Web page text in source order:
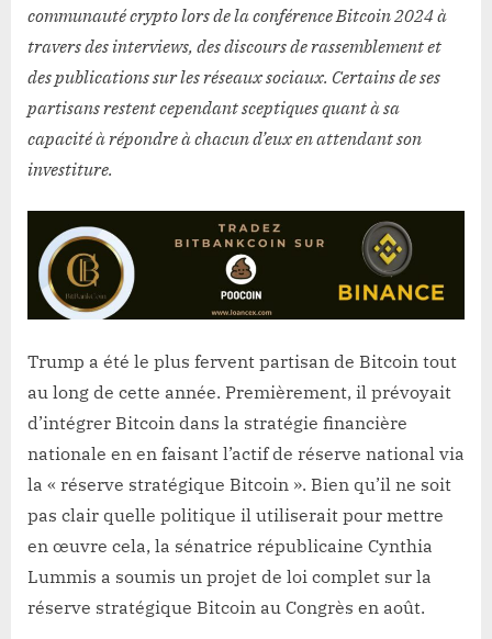
communauté crypto lors de la conférence Bitcoin 2024 à
travers des interviews, des discours de rassemblement et
des publications sur les réseaux sociaux. Certains de ses
partisans restent cependant sceptiques quant à sa
capacité à répondre à chacun d’eux en attendant son
investiture.
Trump a été le plus fervent partisan de Bitcoin tout
au long de cette année. Premièrement, il prévoyait
d’intégrer Bitcoin dans la stratégie financière
nationale en en faisant l’actif de réserve national via
la « réserve stratégique Bitcoin ». Bien qu’il ne soit
pas clair quelle politique il utiliserait pour mettre
en œuvre cela, la sénatrice républicaine Cynthia
Lummis a soumis un projet de loi complet sur la
réserve stratégique Bitcoin au Congrès en août.